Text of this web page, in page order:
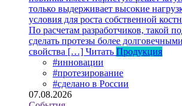
только выдерживает высокие
условия для роста собственной
По расчетам разработчиков, такой
сделать протезы более
свойства […] Читать Продукция
#инновации
#протезирование
#сделано в России
07.08.2026